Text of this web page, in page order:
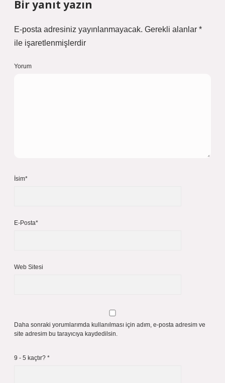
Bir yanıt yazın
E-posta adresiniz yayınlanmayacak. Gerekli alanlar *
ile işaretlenmişlerdir
Yorum
İsim*
E-Posta*
Web Sitesi
Daha sonraki yorumlarımda kullanılması için adım, e-posta adresim ve
site adresim bu tarayıcıya kaydedilsin.
9 - 5 kaçtır? *